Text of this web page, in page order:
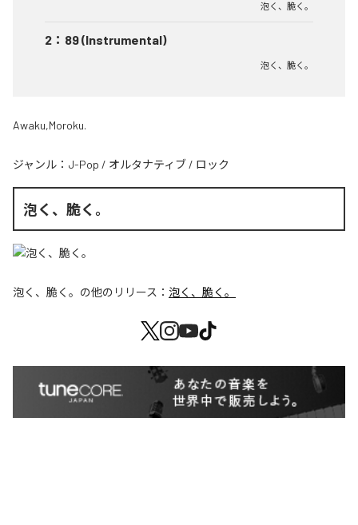
泡く、脆く。
2 ： 89 (Instrumental)
泡く、脆く。
Awaku,Moroku.
ジャンル： J-Pop / オルタナティブ / ロック
泡く、脆く。
泡く、脆く。 の他のリリース： 泡く、脆く。